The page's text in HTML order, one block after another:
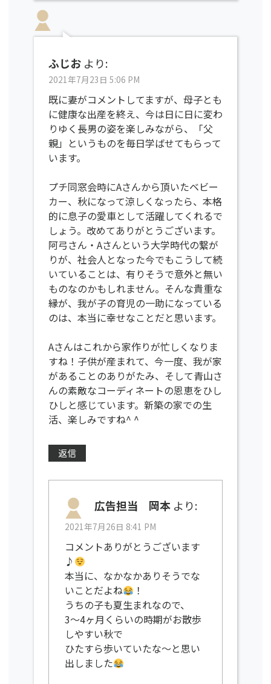
ふじお より:
2021年7月23日 5:06 PM
既に妻がコメントしてますが、母子とも
に健康な出産を終え、今は日に日に変わ
りゆく長男の姿を楽しみながら、「父
親」というものを毎日学ばせてもらって
います。
プチ同窓会時にAさんから頂いたベビー
カー、秋になって涼しくなったら、本格
的に息子の愛車として活躍してくれるで
しょう。改めてありがとうございます。
阿弓さん・Aさんという大学時代の繋が
りが、社会人となった今でもこうして続
いていることは、有りそうで意外と無い
ものなのかもしれません。そんな貴重な
縁が、我が子の育児の一助になっている
のは、本当に幸せなことだと思います。
Aさんはこれから家作りが忙しくなりま
すね！子供が産まれて、今一度、我が家
があることのありがたみ、そして青山さ
んの素敵なコーディネートの恩恵をひし
ひしと感じています。新築の家での生
活、楽しみですね^ ^
返信
広告担当 岡本 より:
2021年7月26日 8:41 PM
コメントありがとうございます
♪
本当に、なかなかありそうでな
いことだよね
！
うちの子も夏生まれなので、
3〜4ヶ月くらいの時期がお散歩
しやすい秋で
ひたすら歩いていたな〜と思い
出しました